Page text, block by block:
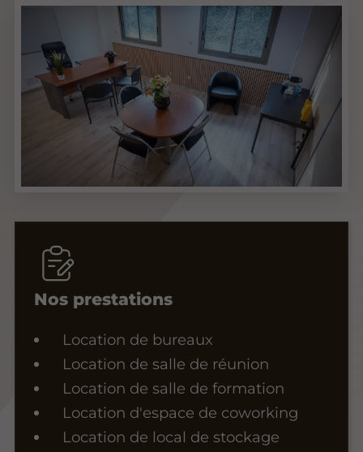
Nos prestations
Location de bureaux
Location de salle de réunion
Location de salle de formation
Location d'espace de coworking
Location de local de stockage